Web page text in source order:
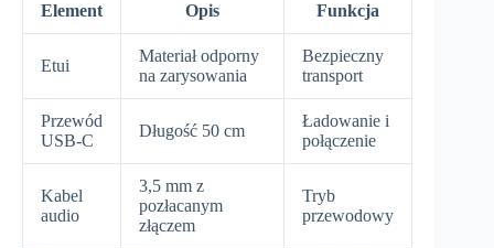
Element Opis Funkcja
Etui
Materiał odporny
na zarysowania
Bezpieczny
transport
Przewód
USB-C
Długość 50 cm
Ładowanie i
połączenie
Kabel
audio
3,5 mm z
pozłacanym
złączem
Tryb
przewodowy